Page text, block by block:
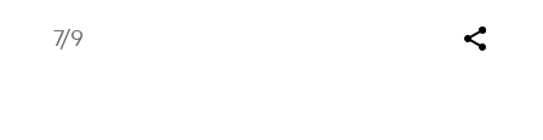
7/9